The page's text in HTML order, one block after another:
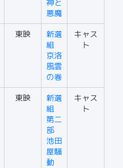
神と
悪魔
東映
新選
組
京洛
風雲
の巻
キャス
ト
東映
新選
組
第二
部
池田
屋騒
動
キャス
ト